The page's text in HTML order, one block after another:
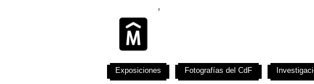
Exposiciones Fotografías del CdF